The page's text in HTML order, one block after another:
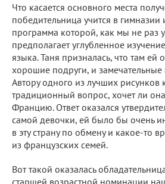
Что касается основного места
победительница учится в
программа которой, как мы не раз
предполагает углубленное
языка. Таня призналась, что там ей
хорошие подруги, и замечательные
Автору одного из лучших рисунков
традиционный вопрос, хочет ли
Францию. Ответ оказался
самой девочки, ей было бы очень
в эту страну по обмену и какое-то
из французских семей.
Вот такой оказалась
старшей возрастной номинации